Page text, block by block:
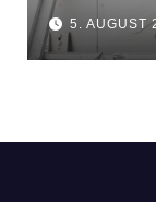
5. AUGUST